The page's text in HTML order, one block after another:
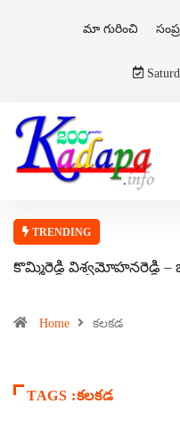
మా గురించి
TRENDING
కొమ్మిరెడ్డి విశ్వమోహనరెడ్డి
Home కలకడ
TAGS :కలకడ